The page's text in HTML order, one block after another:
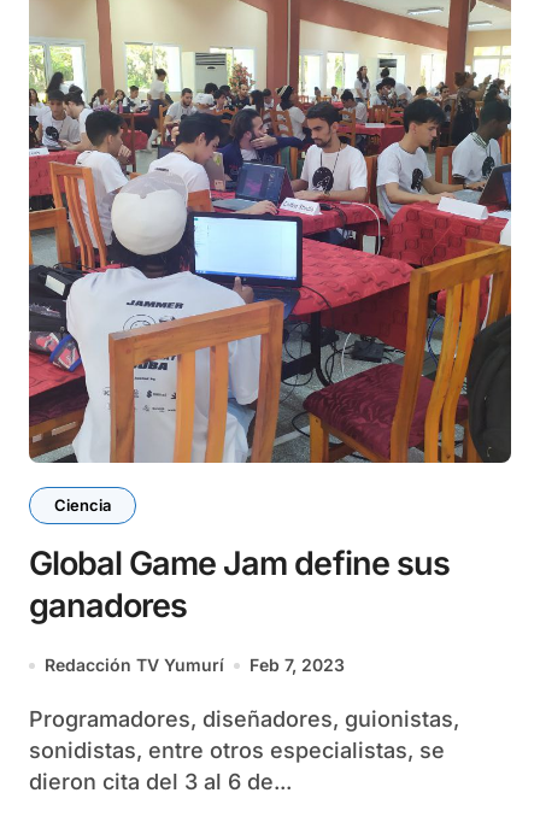
Ciencia
Global Game Jam define sus
ganadores
Redacción TV Yumurí Feb 7, 2023
Programadores, diseñadores, guionistas,
sonidistas, entre otros especialistas, se
dieron cita del 3 al 6 de...